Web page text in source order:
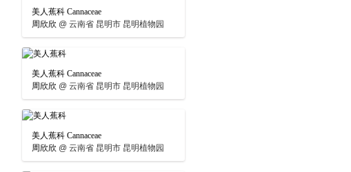
美人蕉科 Cannaceae
周欣欣 @ 云南省 昆明市 昆明植物园
美人蕉科 Cannaceae
周欣欣 @ 云南省 昆明市 昆明植物园
美人蕉科 Cannaceae
周欣欣 @ 云南省 昆明市 昆明植物园